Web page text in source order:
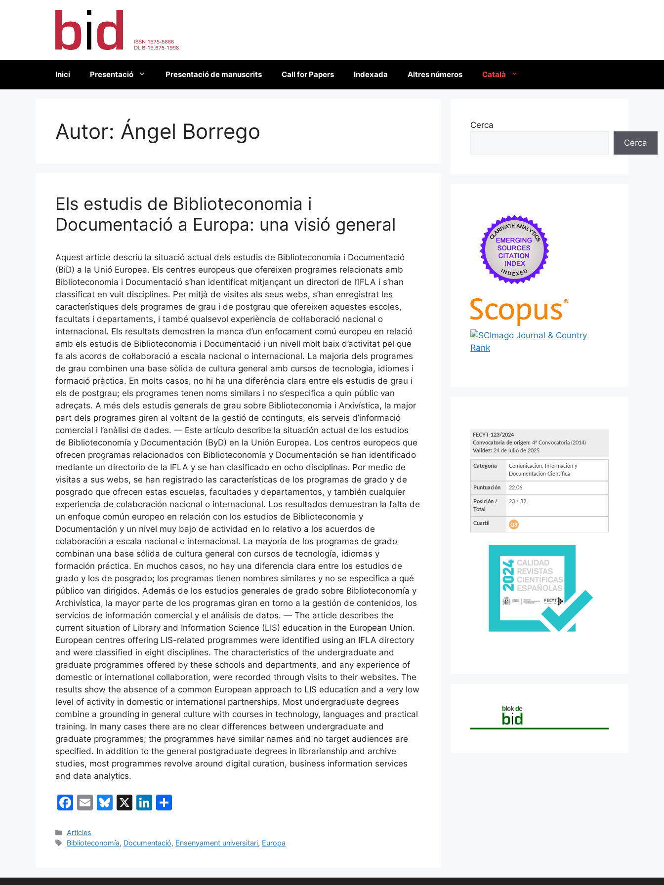
Inici Presentació Presentació de manuscrits Call for Papers Indexada Altres números Català
Autor: Ángel Borrego
Els estudis de Biblioteconomia i
Documentació a Europa: una visió general
Aquest article descriu la situació actual dels estudis de Biblioteconomia i Documentació
(BiD) a la Unió Europea. Els centres europeus que ofereixen programes relacionats amb
Biblioteconomia i Documentació s’han identificat mitjançant un directori de l’IFLA i s’han
classificat en vuit disciplines. Per mitjà de visites als seus webs, s’han enregistrat les
característiques dels programes de grau i de postgrau que ofereixen aquestes escoles,
facultats i departaments, i també qualsevol experiència de col·laboració nacional o
internacional. Els resultats demostren la manca d’un enfocament comú europeu en relació
amb els estudis de Biblioteconomia i Documentació i un nivell molt baix d’activitat pel que
fa als acords de col·laboració a escala nacional o internacional. La majoria dels programes
de grau combinen una base sòlida de cultura general amb cursos de tecnologia, idiomes i
formació pràctica. En molts casos, no hi ha una diferència clara entre els estudis de grau i
els de postgrau; els programes tenen noms similars i no s’especifica a quin públic van
adreçats. A més dels estudis generals de grau sobre Biblioteconomia i Arxivística, la major
part dels programes giren al voltant de la gestió de continguts, els serveis d’informació
comercial i l’anàlisi de dades. — Este artículo describe la situación actual de los estudios
de Biblioteconomía y Documentación (ByD) en la Unión Europea. Los centros europeos que
ofrecen programas relacionados con Biblioteconomía y Documentación se han identificado
mediante un directorio de la IFLA y se han clasificado en ocho disciplinas. Por medio de
visitas a sus webs, se han registrado las características de los programas de grado y de
posgrado que ofrecen estas escuelas, facultades y departamentos, y también cualquier
experiencia de colaboración nacional o internacional. Los resultados demuestran la falta de
un enfoque común europeo en relación con los estudios de Biblioteconomía y
Documentación y un nivel muy bajo de actividad en lo relativo a los acuerdos de
colaboración a escala nacional o internacional. La mayoría de los programas de grado
combinan una base sólida de cultura general con cursos de tecnología, idiomas y
formación práctica. En muchos casos, no hay una diferencia clara entre los estudios de
grado y los de posgrado; los programas tienen nombres similares y no se especifica a qué
público van dirigidos. Además de los estudios generales de grado sobre Biblioteconomía y
Archivística, la mayor parte de los programas giran en torno a la gestión de contenidos, los
servicios de información comercial y el análisis de datos. — The article describes the
current situation of Library and Information Science (LIS) education in the European Union.
European centres offering LIS-related programmes were identified using an IFLA directory
and were classified in eight disciplines. The characteristics of the undergraduate and
graduate programmes offered by these schools and departments, and any experience of
domestic or international collaboration, were recorded through visits to their websites. The
results show the absence of a common European approach to LIS education and a very low
level of activity in domestic or international partnerships. Most undergraduate degrees
combine a grounding in general culture with courses in technology, languages and practical
training. In many cases there are no clear differences between undergraduate and
graduate programmes; the programmes have similar names and no target audiences are
specified. In addition to the general postgraduate degrees in librarianship and archive
studies, most programmes revolve around digital curation, business information services
and data analytics.
F
c
e
E
l
Bl
s
X
Li
e p
Categories
Articles
Etiquetes
Biblioteconomía, Documentació, Ensenyament universitari, Europa
Cerca
Cerca